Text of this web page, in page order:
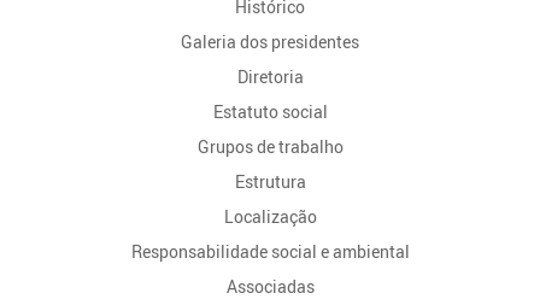
Histórico
Galeria dos presidentes
Diretoria
Estatuto social
Grupos de trabalho
Estrutura
Localização
Responsabilidade social e ambiental
Associadas